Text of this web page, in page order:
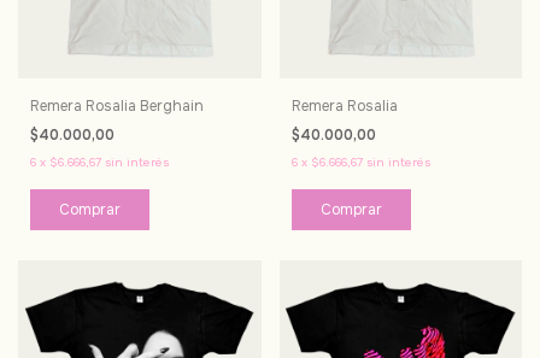
Remera Rosalia Berghain
$40.000,00
6 x $6.666,67 sin interés
Comprar
Remera Rosalia
$40.000,00
6 x $6.666,67 sin interés
Comprar